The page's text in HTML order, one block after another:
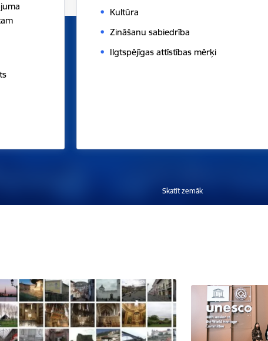
Kultūra
Zināšanu sabiedrība
Ilgtspējīgas attīstības mērķi
Skatīt zemāk